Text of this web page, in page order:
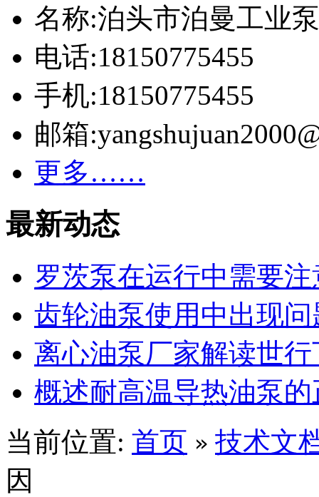
名称:泊头市泊曼工业
电话:18150775455
手机:18150775455
邮箱
更多……
最新动态
罗茨泵在运行中需要
齿轮油泵使用中出现
离心油泵厂家解读世
概述耐高温导热油泵
当前位置: 首页 » 技术文
因